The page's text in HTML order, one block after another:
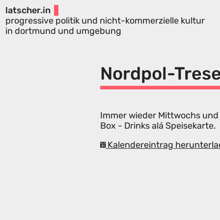
latscher.in
progressive politik und nicht-kommerzielle kultur
in dortmund und umgebung
Nordpol-
Immer wieder Mittwochs
Box - Drinks alá Speisekarte.
Kalendereintrag